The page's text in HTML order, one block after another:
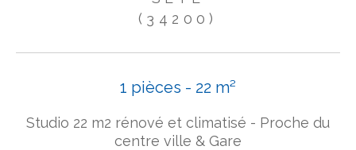
(34200)
1 pièces - 22 m²
Studio 22 m2 rénové et climatisé - Proche du
centre ville & Gare